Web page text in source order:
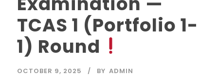
TCAS 1 (Portfolio 1-
1) Round
OCTOBER 9, 2025 BY ADMIN